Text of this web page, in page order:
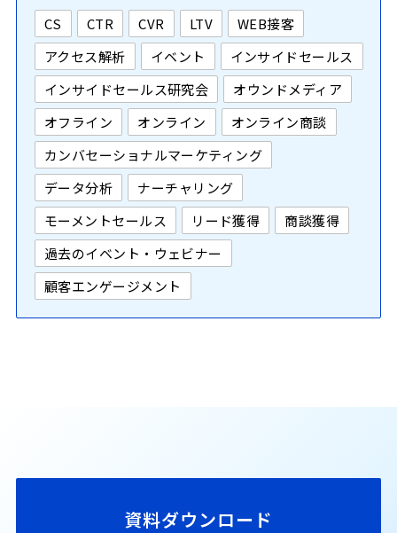
CS CTR CVR LTV
WEB接客
アクセス解析
イベント
インサイドセールス
インサイドセールス研究会
オウンドメディア
オフライン
オンライン
オンライン商談
カンバセーショナルマーケティング
データ分析
ナーチャリング
モーメントセールス
リード獲得
商談獲得
過去のイベント・ウェビナー
顧客エンゲージメント
資料ダウンロード